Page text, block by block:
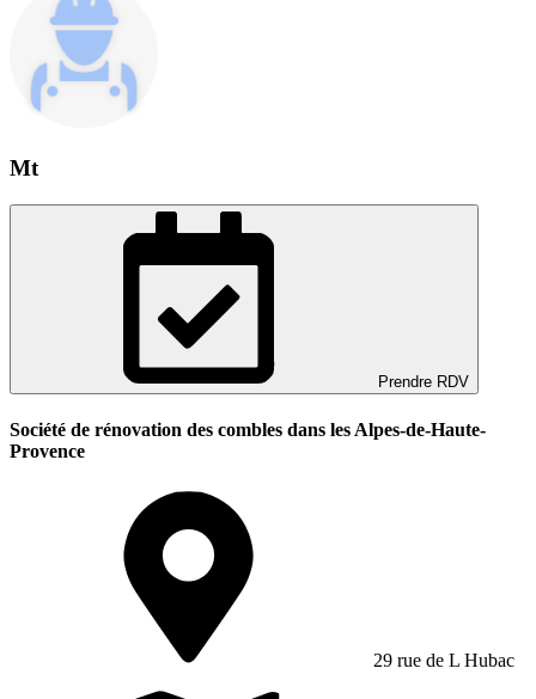
Mt
Prendre RDV
Société de rénovation des combles dans les Alpes-de-Haute-
Provence
29 rue de L Hubac